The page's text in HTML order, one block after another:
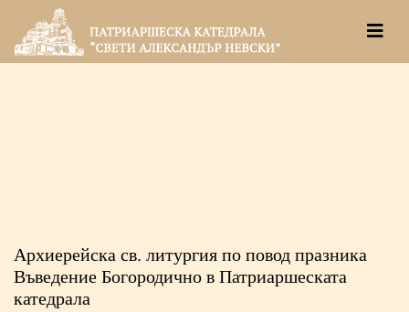
Архиерейска св. литургия по повод празника
Въведение Богородично в Патриаршеската
катедрала